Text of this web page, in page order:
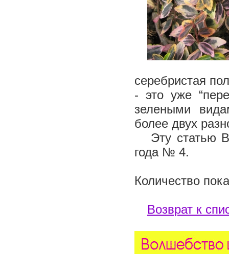
серебристая
- это уже
зелеными
более двух
Эту статью
года № 4.
Количество
Возврат к